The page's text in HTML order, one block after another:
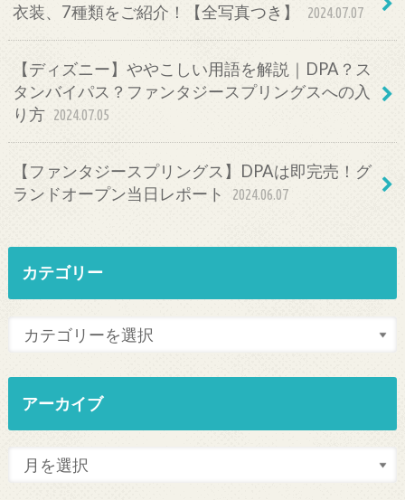
衣装、7種類をご紹介！【全写真つき】
2024.07.07
【ディズニー】ややこしい用語を解説｜DPA？ス
タンバイパス？ファンタジースプリングスへの入
り方 2024.07.05
【ファンタジースプリングス】DPAは即完売！グ
ランドオープン当日レポート
2024.06.07
カテゴリー
アーカイブ